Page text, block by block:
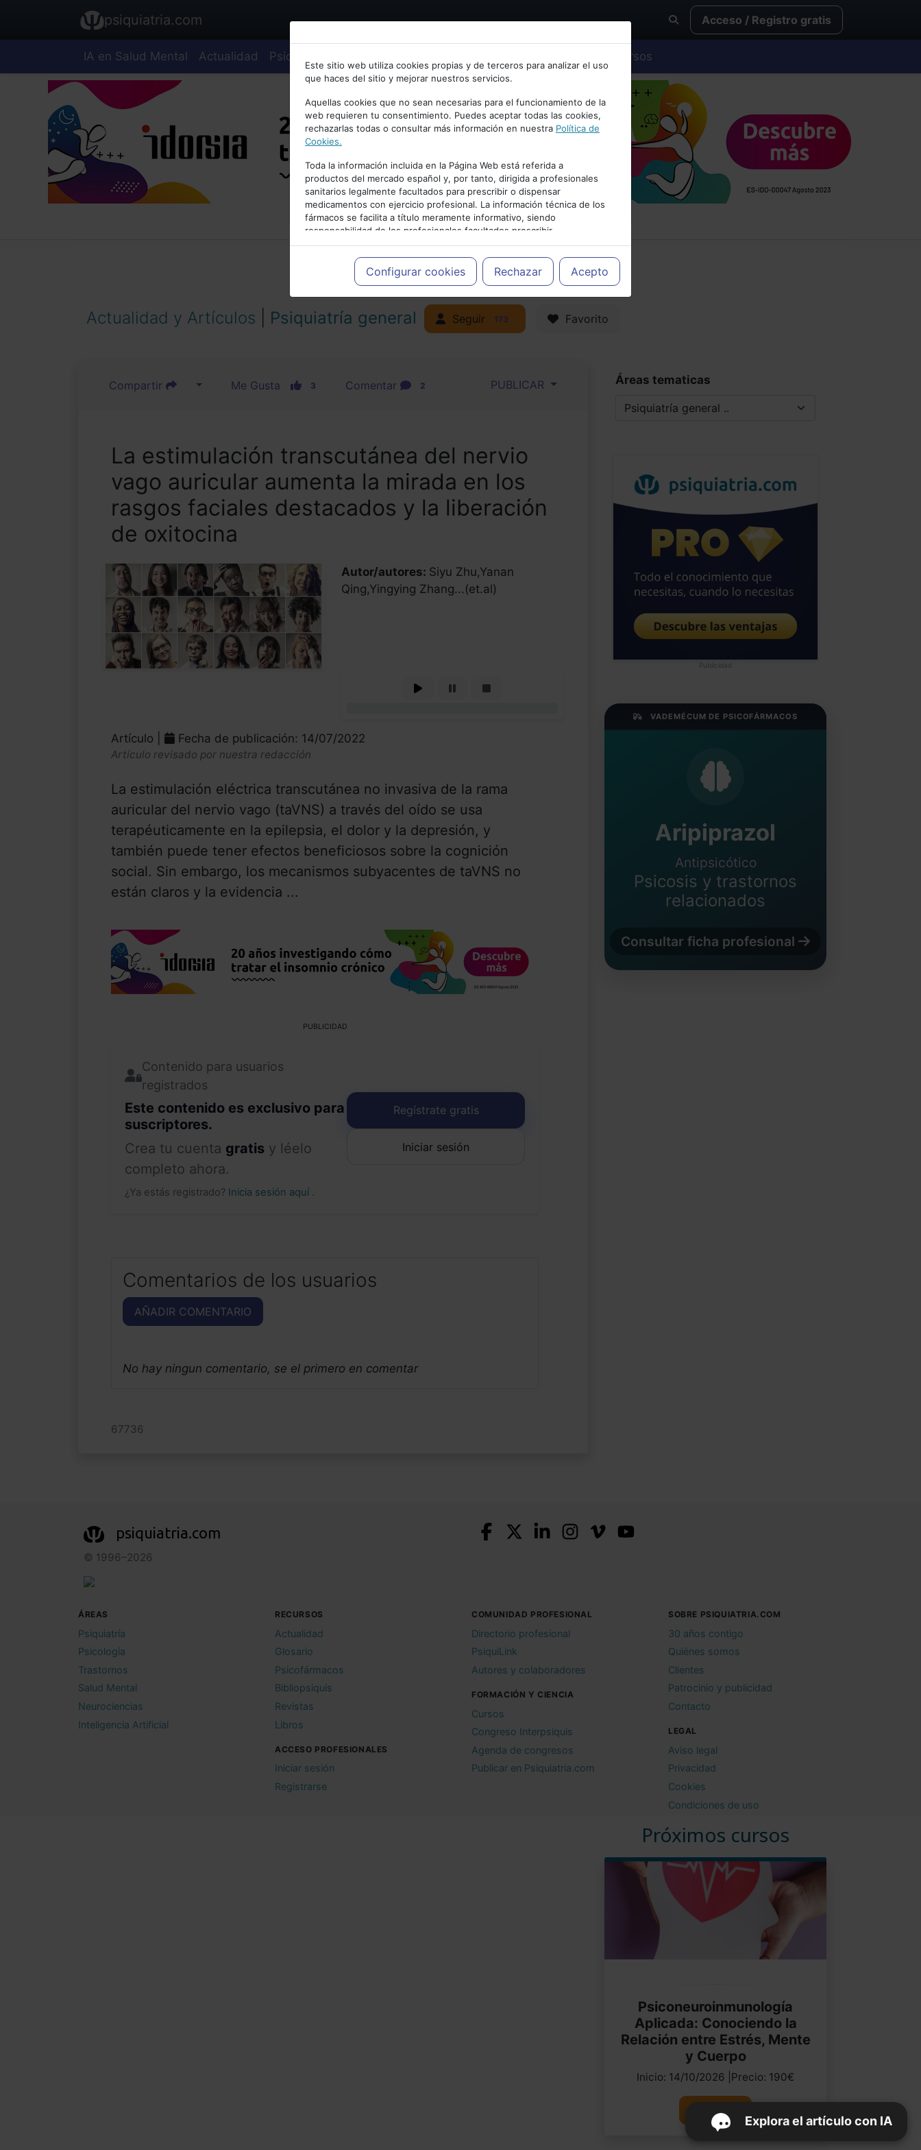
Bienvenid@ a psiquiatria.com
Escribe tu Email
Accede o regístrate con tu email.
Cancelar
psiquiatria.com Acceso / Registro gratis
IA en Salud Mental Actualidad Psiquiatría Cursos
Este sitio web utiliza cookies propias y de terceros para analizar el uso
que haces del sitio y mejorar nuestros servicios.
Aquellas cookies que no sean necesarias para el funcionamiento de la
web requieren tu consentimiento. Puedes aceptar todas las cookies,
rechazarlas todas o consultar más información en nuestra Política de
Cookies.
Toda la información incluida en la Página Web está referida a
productos del mercado español y, por tanto, dirigida a profesionales
sanitarios legalmente facultados para prescribir o dispensar
medicamentos con ejercicio profesional. La información técnica de los
fármacos se facilita a título meramente informativo, siendo
responsabilidad de los profesionales facultados prescribir
medicamentos y decidir, en cada caso concreto, el tratamiento más
adecuado a las necesidades del paciente.
Configurar cookies Rechazar Acepto
PUBLICIDAD
Actualidad y Artículos Psiquiatría general Seguir 173 Favorito
Compartir Me Gusta 3 Comentar 2 PUBLICAR
La estimulación transcutánea del nervio
vago auricular aumenta la mirada en los
rasgos faciales destacados y la liberación
de oxitocina
Autor/autores: Siyu Zhu,Yanan
Qing,Yingying Zhang...(et.al)
Artículo | Fecha de publicación: 14/07/2022
Artículo revisado por nuestra redacción
La estimulación eléctrica transcutánea no invasiva de la rama
auricular del nervio vago (taVNS) a través del oído se usa
terapéuticamente en la epilepsia, el dolor y la depresión, y
también puede tener efectos beneficiosos sobre la cognición
social. Sin embargo, los mecanismos subyacentes de taVNS no
están claros y la evidencia ...
PUBLICIDAD
Contenido para usuarios
registrados
Este contenido es exclusivo para
suscriptores.
Crea tu cuenta gratis y léelo
completo ahora.
¿Ya estás registrado? Inicia sesión aquí .
Regístrate gratis
Iniciar sesión
Comentarios de los usuarios
AÑADIR COMENTARIO
No hay ningun comentario, se el primero en comentar
67736
Áreas tematicas
Publicidad
VADEMÉCUM DE PSICOFÁRMACOS
Aripiprazol
Antipsicótico
Psicosis y trastornos
relacionados
Consultar ficha profesional
Próximos cursos
Psiconeuroinmunología
Aplicada: Conociendo la
Relación entre Estrés, Mente
y Cuerpo
Inicio: 14/10/2026 |Precio: 190€
Ver curso
Explora el artículo con IA
psiquiatria.com
© 1996–2026
ÁREAS
Psiquiatría
Psicología
Trastornos
Salud Mental
Neurociencias
Inteligencia Artificial
RECURSOS
Actualidad
Glosario
Psicofármacos
Bibliopsiquis
Revistas
Libros
ACCESO PROFESIONALES
Iniciar sesión
Registrarse
COMUNIDAD PROFESIONAL
Directorio profesional
PsiquiLink
Autores y colaboradores
FORMACIÓN Y CIENCIA
Cursos
Congreso Interpsiquis
Agenda de congresos
Publicar en Psiquiatria.com
SOBRE PSIQUIATRIA.COM
30 años contigo
Quiénes somos
Clientes
Patrocinio y publicidad
Contacto
LEGAL
Aviso legal
Privacidad
Cookies
Condiciones de uso